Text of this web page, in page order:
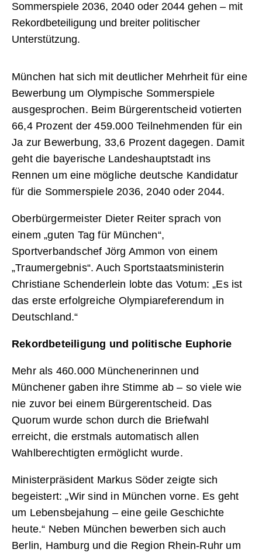
Sommerspiele 2036, 2040 oder 2044 gehen – mit
Rekordbeteiligung und breiter politischer
Unterstützung.
München hat sich mit deutlicher Mehrheit für eine
Bewerbung um Olympische Sommerspiele
ausgesprochen. Beim Bürgerentscheid votierten
66,4 Prozent der 459.000 Teilnehmenden für ein
Ja zur Bewerbung, 33,6 Prozent dagegen. Damit
geht die bayerische Landeshauptstadt ins
Rennen um eine mögliche deutsche Kandidatur
für die Sommerspiele 2036, 2040 oder 2044.
Oberbürgermeister Dieter Reiter sprach von
einem „guten Tag für München“,
Sportverbandschef Jörg Ammon von einem
„Traumergebnis“. Auch Sportstaatsministerin
Christiane Schenderlein lobte das Votum: „Es ist
das erste erfolgreiche Olympiareferendum in
Deutschland.“
Rekordbeteiligung und politische Euphorie
Mehr als 460.000 Münchenerinnen und
Münchener gaben ihre Stimme ab – so viele wie
nie zuvor bei einem Bürgerentscheid. Das
Quorum wurde schon durch die Briefwahl
erreicht, die erstmals automatisch allen
Wahlberechtigten ermöglicht wurde.
Ministerpräsident Markus Söder zeigte sich
begeistert: „Wir sind in München vorne. Es geht
um Lebensbejahung – eine geile Geschichte
heute.“ Neben München bewerben sich auch
Berlin, Hamburg und die Region Rhein-Ruhr um